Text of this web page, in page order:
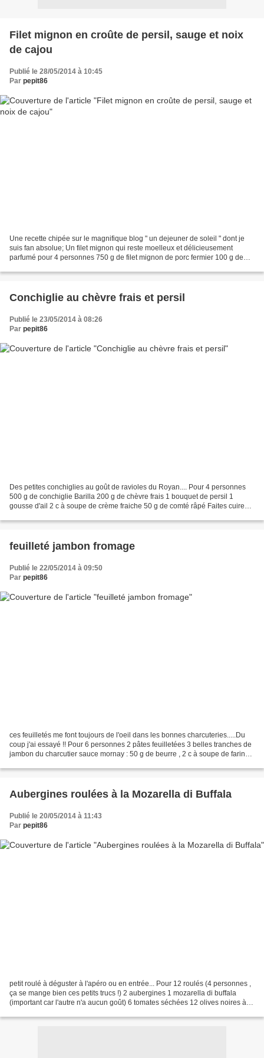
Filet mignon en croûte de persil, sauge et noix
de cajou
Publié le 28/05/2014 à 10:45
Par pepit86
Une recette chipée sur le magnifique blog " un dejeuner de soleil " dont je
suis fan absolue; Un filet mignon qui reste moelleux et délicieusement
parfumé pour 4 personnes 750 g de filet mignon de porc fermier 100 g de
Conchiglie au chèvre frais et persil
Publié le 23/05/2014 à 08:26
Par pepit86
Des petites conchiglies au goût de ravioles du Royan.... Pour 4 personnes
500 g de conchiglie Barilla 200 g de chèvre frais 1 bouquet de persil 1
gousse d'ail 2 c à soupe de crème fraiche 50 g de comté râpé Faites cuire
feuilleté jambon fromage
Publié le 22/05/2014 à 09:50
Par pepit86
ces feuilletés me font toujours de l'oeil dans les bonnes charcuteries.....Du
coup j'ai essayé !! Pour 6 personnes 2 pâtes feuilletées 3 belles tranches de
jambon du charcutier sauce mornay : 50 g de beurre , 2 c à soupe de farine,
Aubergines roulées à la Mozarella di Buffala
Publié le 20/05/2014 à 11:43
Par pepit86
petit roulé à déguster à l'apéro ou en entrée... Pour 12 roulés (4 personnes ,
ça se mange bien ces petits trucs !) 2 aubergines 1 mozarella di buffala
(important car l'autre n'a aucun goût) 6 tomates séchées 12 olives noires à la